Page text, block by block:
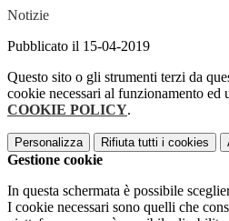
Notizie
Pubblicato il 15-04-2019
Questo sito o gli strumenti terzi da
cookie necessari al funzionamento
COOKIE POLICY.
Personalizza Rifiuta tutti i cookies
Gestione cookie
In questa schermata è possibile
I cookie necessari sono quelli che